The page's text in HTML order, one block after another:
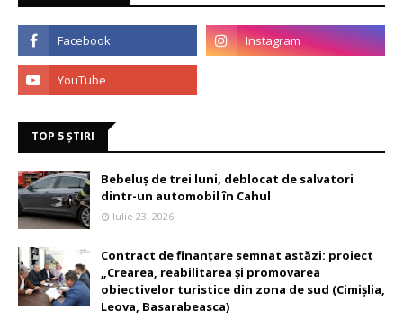
TOP 5 ȘTIRI
Bebeluș de trei luni, deblocat de salvatori
dintr-un automobil în Cahul
Iulie 23, 2026
Contract de finanțare semnat astăzi: proiect
„Crearea, reabilitarea și promovarea
obiectivelor turistice din zona de sud (Cimișlia,
Leova, Basarabeasca)